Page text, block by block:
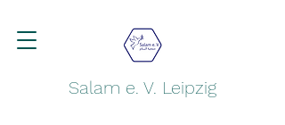
Salam e. V. Leipzig